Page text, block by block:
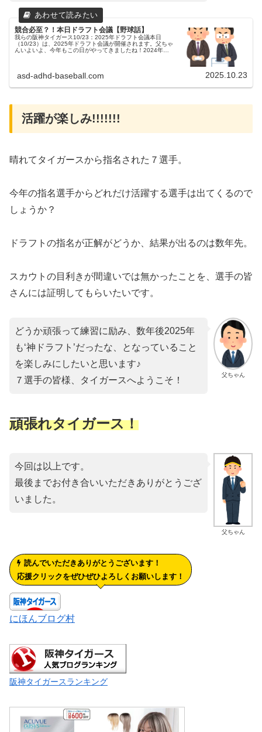
競合必至？！本日ドラフト会議【野球話】
我らの阪神タイガース10/23：2025年ドラフト会議本日
（10/23）は、2025年ドラフト会議が開催されます。父ちゃ
んいよいよ、今年もこの日がやってきましたね！2024年ド
asd-adhd-baseball.com 2025.10.23
活躍が楽しみ!!!!!!!
晴れてタイガースから指名された７選手。
今年の指名選手からどれだけ活躍する選手は出てくるので
しょうか？
ドラフトの指名が正解がどうか、結果が出るのは数年先。
スカウトの目利きが間違いでは無かったことを、選手の皆
さんには証明してもらいたいです。
父ちゃん
どうか頑張って練習に励み、数年後2025年
も‘神ドラフト’だったな、となっていること
を楽しみにしたいと思います♪
７選手の皆様、タイガースへようこそ！
頑張れタイガース！
父ちゃん
今回は以上です。
最後までお付き合いいただきありがとうござ
いました。
読んでいただきありがとうございます！
応援クリックをぜひぜひよろしくお願いします！
にほんブログ村
阪神タイガースランキング